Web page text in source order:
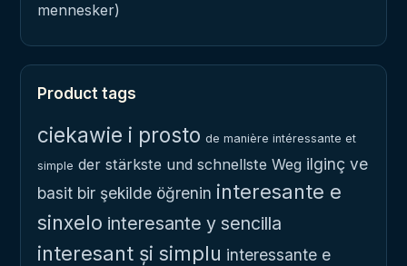
mennesker)
Product tags
ciekawie i prosto de manière intéressante et
simple der stärkste und schnellste Weg ilginç ve
basit bir şekilde öğrenin interesante e
sinxelo interesante y sencilla
interesant și simplu interessante e